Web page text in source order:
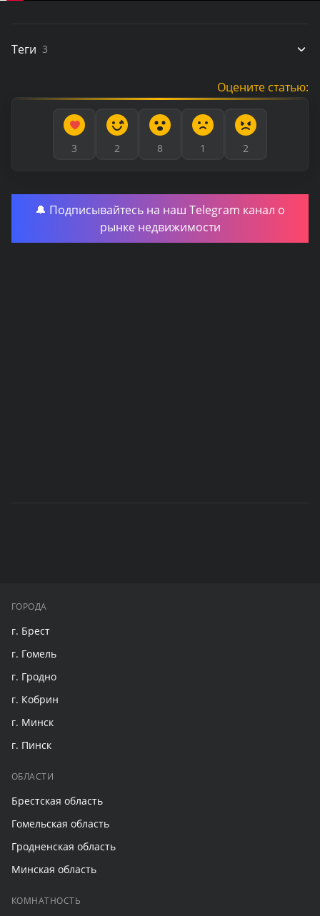
Теги 3
Оцените статью:
3 2 8 1 2
🔔 Подписывайтесь на наш Telegram канал о
рынке недвижимости
ГОРОДА
г. Брест
г. Гомель
г. Гродно
г. Кобрин
г. Минск
г. Пинск
ОБЛАСТИ
Брестская область
Гомельская область
Гродненская область
Минская область
КОМНАТНОСТЬ